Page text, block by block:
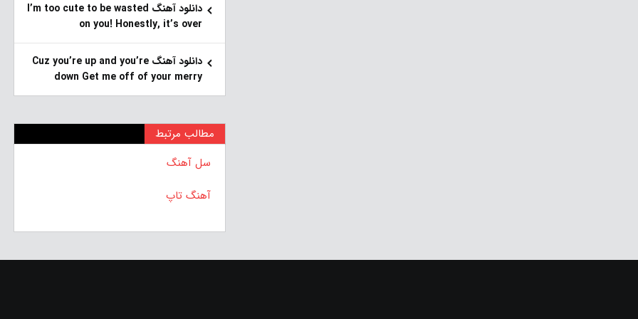
دانلود آهنگ I’m too cute to be wasted
on you! Honestly, it’s over
دانلود آهنگ Cuz you’re up and you’re
down Get me off of your merry
مطالب مرتبط
سل آهنگ
آهنگ تاپ